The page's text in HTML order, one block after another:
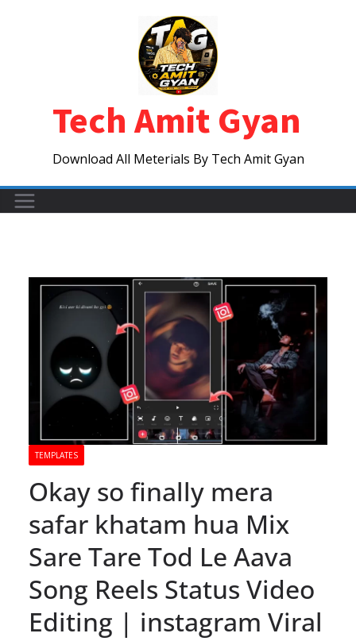
Tech Amit Gyan
Download All Meterials By Tech Amit Gyan
TEMPLATES
Okay so finally mera
safar khatam hua Mix
Sare Tare Tod Le Aava
Song Reels Status Video
Editing | instagram Viral